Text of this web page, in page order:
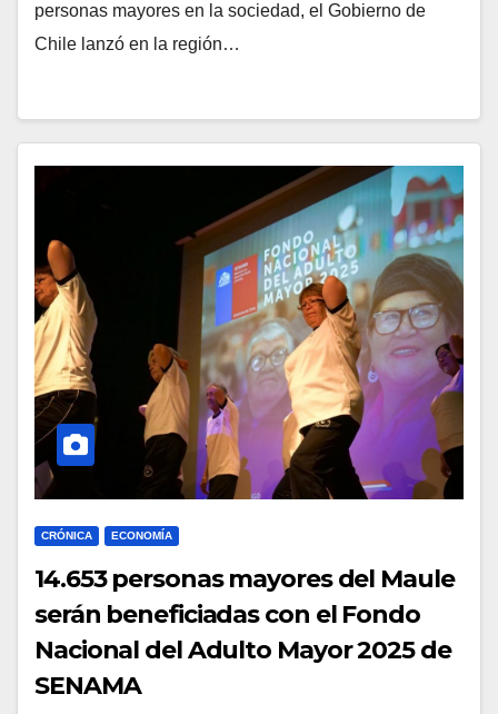
personas mayores en la sociedad, el Gobierno de
Chile lanzó en la región…
CRÓNICA ECONOMÍA
14.653 personas mayores del Maule
serán beneficiadas con el Fondo
Nacional del Adulto Mayor 2025 de
SENAMA